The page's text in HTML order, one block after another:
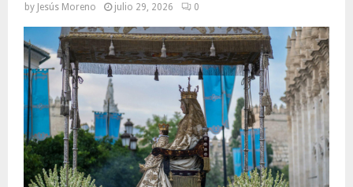
by Jesús Moreno julio 29, 2026 0